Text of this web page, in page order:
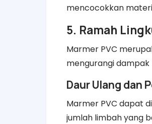
mencocokkan
5. Ramah
Marmer PVC
mengurangi dampak
Daur Ulang dan
Marmer PVC dapat
jumlah limbah yang